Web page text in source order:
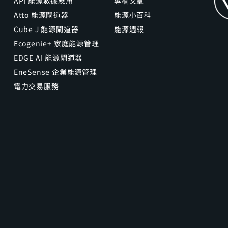
Atto 能源閘道器
Cube J 能源閘道器
Ecogenie+ 家庭能源管理
EDGE AI 能源閘道器
EneSense 企業能源管理
電力交易服務
能源小百科
能源週報